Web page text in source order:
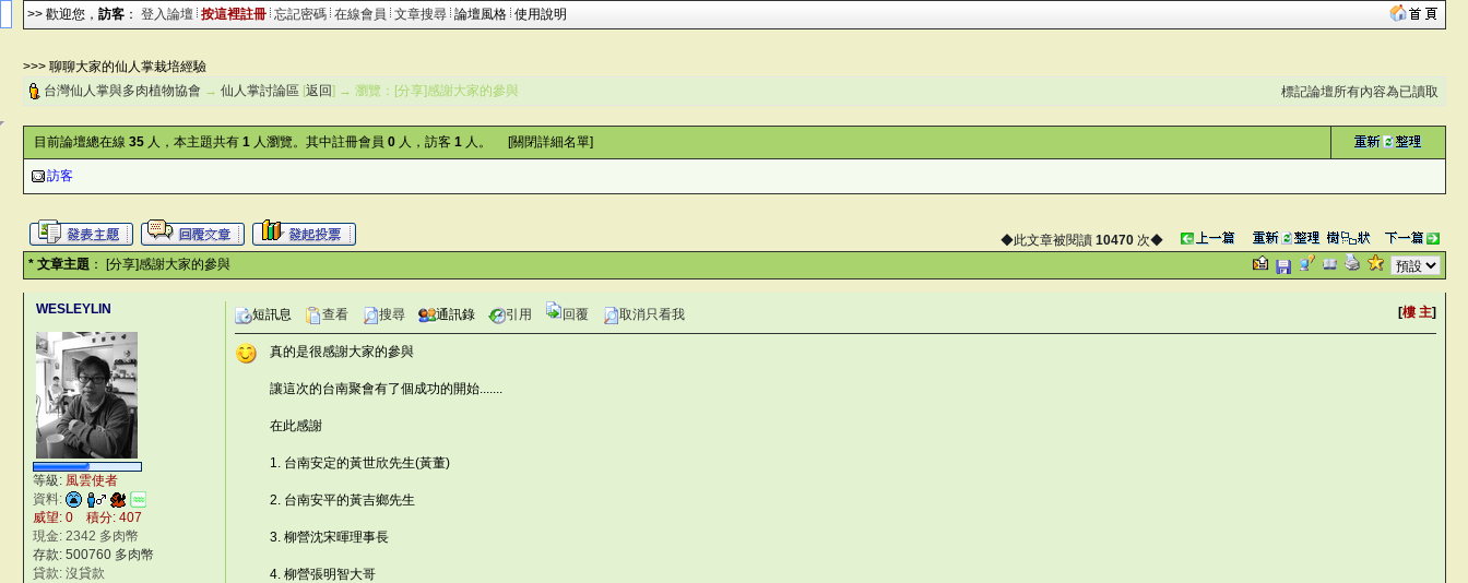
>> 歡迎您， 訪客： 登入論壇 按這裡註冊 忘記密碼 在線會員 文章搜尋 論壇風格 使用說明
>>> 聊聊大家的仙人掌栽培經驗
台灣仙人掌與多肉植物協會 → 仙人掌討論區 [返回] → 瀏覽：[分享]感謝大家的參與 標記論壇所有內容為已讀取
目前論壇總在線 35人，本主題共有 1人瀏覽。其中註冊會員 0人，訪客 1人。 [關閉詳細名單]
訪客
◆此文章被閱讀 10470次◆
* 文章主題： [分享]感謝大家的參與
WESLEYLIN
等級: 風雲使者
資料:
威望: 0 積分: 407
現金: 2342 多肉幣
存款: 500760 多肉幣
貸款: 沒貸款
短訊息 查看 搜尋 通訊錄 引用 回覆 取消只看我 [樓 主]
真的是很感謝大家的參與?X
讓這次的台南聚會有了個成功的開始......./
在此感謝r
1. 台南安定的黃世欣先生(黃董)_"
2. 台南安平的黃吉鄉先生
3. 柳營沈宋暉理事長|
4. 柳營張明智大哥,La